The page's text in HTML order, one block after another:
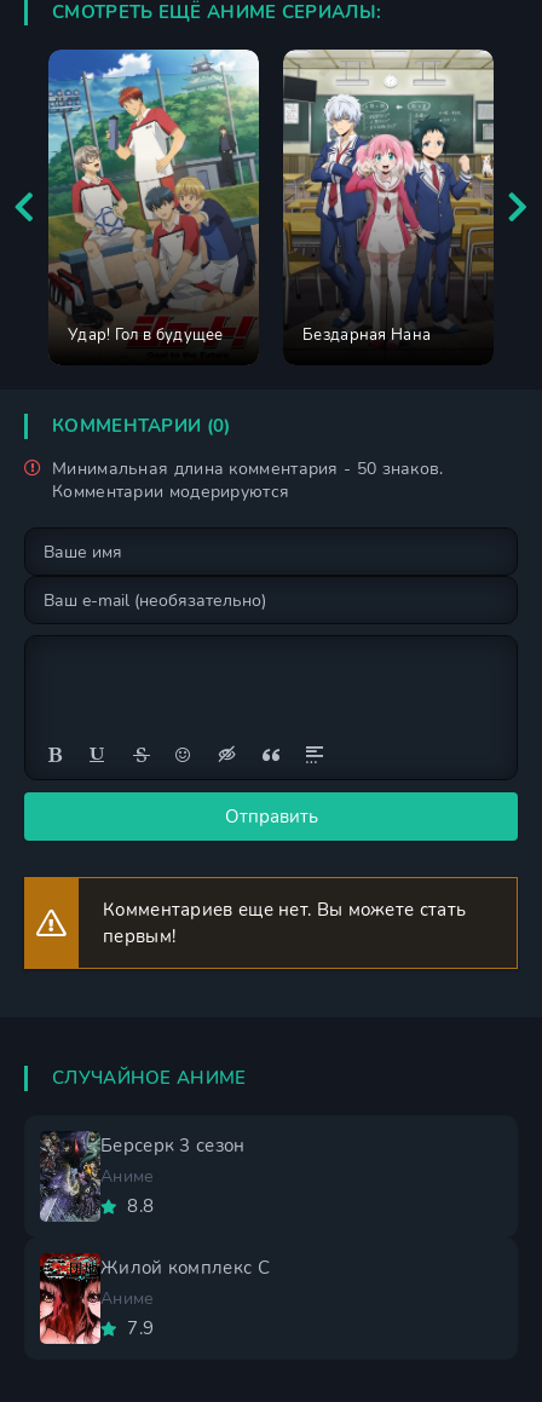
СМОТРЕТЬ ЕЩЁ АНИМЕ СЕРИАЛЫ:
Удар! Гол в будущее Бездарная Нана
КОММЕНТАРИИ (0)
Минимальная длина комментария - 50 знаков.
Комментарии модерируются
Отправить
Комментариев еще нет. Вы можете стать
первым!
СЛУЧАЙНОЕ АНИМЕ
Берсерк 3 сезон
Аниме
8.8
Жилой комплекс С
Аниме
7.9